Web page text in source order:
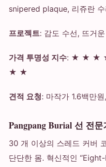
snipered plaque, 리쥬란
프로젝트: 감도 수선, 뜨거
가격 투명성 지수: ★ ★ ★
★ ★
견적 요청: 마작가 1.6백만
Pangpang Burial 선 전문
30 개 이상의 스레드 커버
단단한 몸. 혁신적인